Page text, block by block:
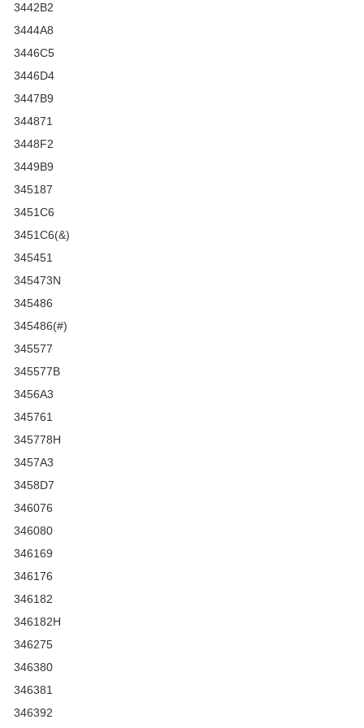
3442B2
3444A8
3446C5
3446D4
3447B9
344871
3448F2
3449B9
345187
3451C6
3451C6(&)
345451
345473N
345486
345486(#)
345577
345577B
3456A3
345761
345778H
3457A3
3458D7
346076
346080
346169
346176
346182
346182H
346275
346380
346381
346392